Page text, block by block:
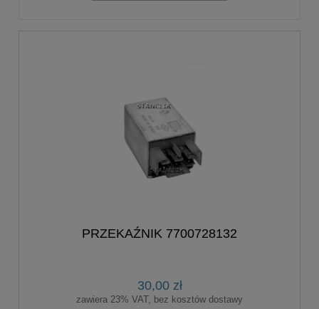
PRZEKAŹNIK 7700728132
30,00 zł
zawiera 23% VAT, bez kosztów dostawy